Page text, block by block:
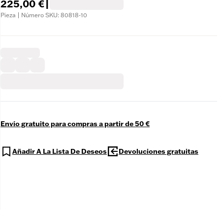
225,00 €
Pieza | Número SKU: 80818-10
Envío gratuito para compras a partir de 50 €
Añadir A La Lista De Deseos Devoluciones gratuitas